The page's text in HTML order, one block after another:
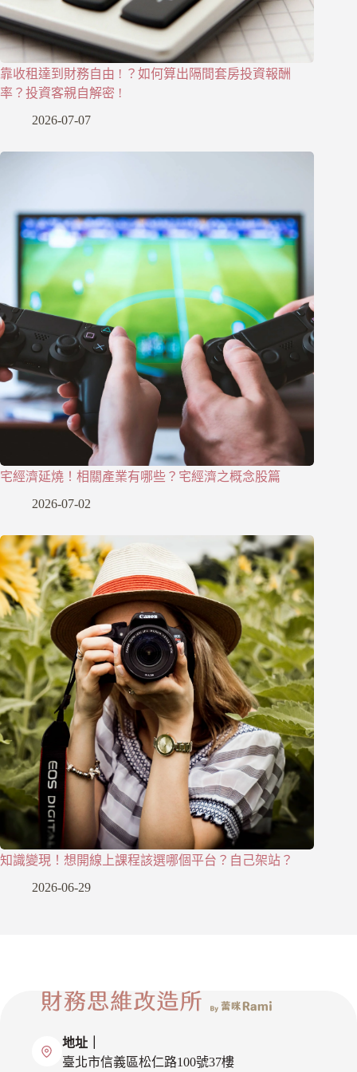
靠收租達到財務自由 ! ？如何算出隔間套房投資報酬
率？投資客親自解密 !
2026-07-07
宅經濟延燒！相關產業有哪些？宅經濟之概念股篇
2026-07-02
知識變現！想開線上課程該選哪個平台？自己架站？
2026-06-29
地址｜
臺北市信義區松仁路100號37樓